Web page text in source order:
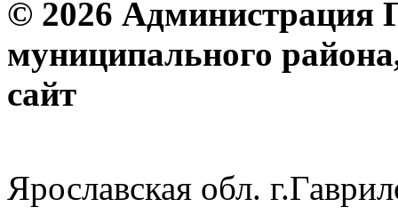
© 2026 Администрация
муниципального
Ярославская обл.